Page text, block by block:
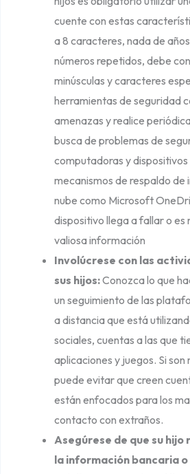
cuente con estas
a 8 caracteres, nada de
números repetidos, debe
minúsculas y caracteres
herramientas de seguridad
amenazas y realice
busca de problemas de
computadoras y dispositivos
mecanismos de respaldo de
nube como Microsoft
dispositivo llega a fallar o es
valiosa información
Involúcrese con las
sus hijos:Conozca lo que
un seguimiento de las
a distancia que está
sociales, cuentas a las que
aplicaciones y juegos. Si
puede evitar que creen
están enfocados para los
contacto con extraños.
Asegúrese de que su hijo
la información bancaria